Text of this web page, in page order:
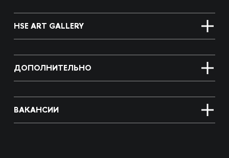
HSE ART GALLERY
ДОПОЛНИТЕЛЬНО
ВАКАНСИИ